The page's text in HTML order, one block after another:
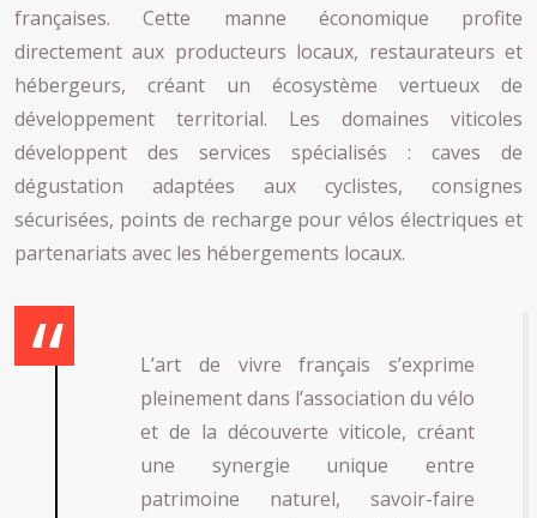
françaises. Cette manne économique profite
directement aux producteurs locaux, restaurateurs et
hébergeurs, créant un écosystème vertueux de
développement territorial. Les domaines viticoles
développent des services spécialisés : caves de
dégustation adaptées aux cyclistes, consignes
sécurisées, points de recharge pour vélos électriques et
partenariats avec les hébergements locaux.
L’art de vivre français s’exprime
pleinement dans l’association du vélo
et de la découverte viticole, créant
une synergie unique entre
patrimoine naturel, savoir-faire